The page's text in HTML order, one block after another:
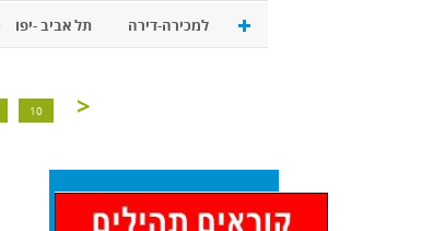
למכירה-דירה תל אביב -יפו
10 >